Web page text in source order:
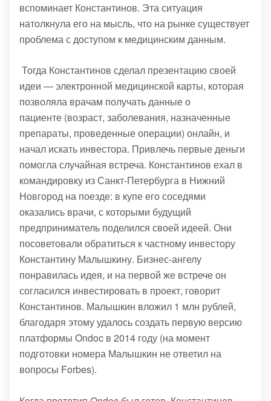
вспоминает Константинов. Эта ситуация
натолкнула его на мысль, что на рынке существует
проблема с доступом к медицинским данным.
Тогда Константинов сделал презентацию своей
идеи — электронной медицинской карты, которая
позволяла врачам получать данные о
пациенте (возраст, заболевания, назначенные
препараты, проведенные операции) онлайн, и
начал искать инвестора. Привлечь первые деньги
помогла случайная встреча. Константинов ехал в
командировку из Санкт-Петербурга в Нижний
Новгород на поезде: в купе его соседями
оказались врачи, с которыми будущий
предприниматель поделился своей идеей. Они
посоветовали обратиться к частному инвестору
Константину Малышкину. Бизнес-ангелу
понравилась идея, и на первой же встрече он
согласился инвестировать в проект, говорит
Константинов. Малышкин вложил 1 млн рублей,
благодаря этому удалось создать первую версию
платформы Ondoc в 2014 году (на момент
подготовки номера Малышкин не ответил на
вопросы Forbes).